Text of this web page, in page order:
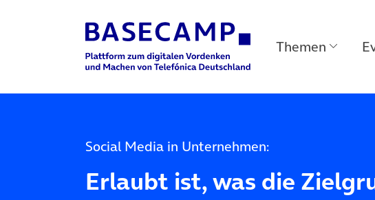
Main Navigation Themen
Social Media in Unternehmen:
Erlaubt ist, was die